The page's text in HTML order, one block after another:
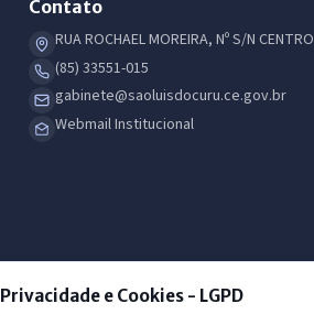
Contato
RUA ROCHAEL MOREIRA, Nº S/N CENTRO
(85) 33551-015
gabinete@saoluisdocuru.ce.gov.br
Webmail Institucional
Privacidade e Cookies - LGPD